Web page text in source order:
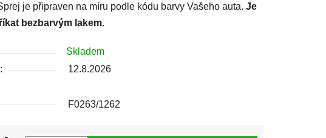
je připraven na míru podle kódu barvy Vašeho auta. Je
bezbarvým lakem.
Skladem
12.8.2026
F0263/1262